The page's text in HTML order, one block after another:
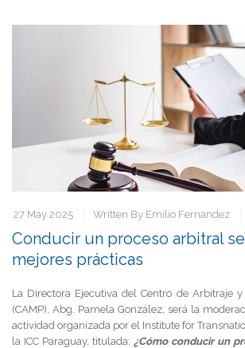
27 May 2025 Written By Emilio Fernandez
Conducir un proceso arbitral
mejores prácticas
La Directora Ejecutiva del Centro de Arbitraje
(CAMP), Abg. Pamela González, será la
actividad organizada por el Institute for
la ICC Paraguay, titulada: ¿Cómo conducir un